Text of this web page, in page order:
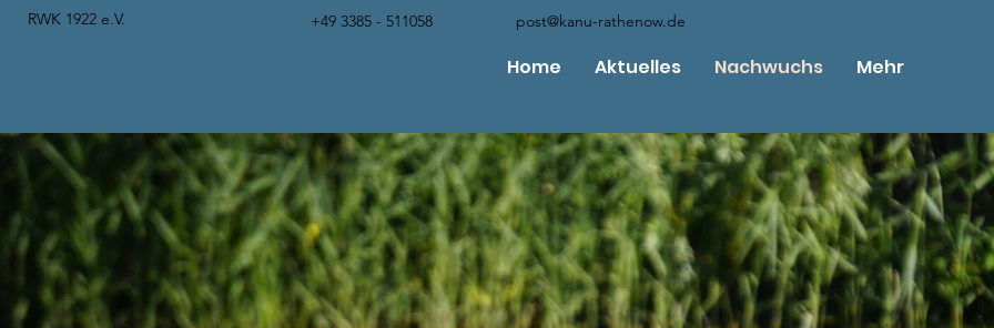
Home Aktuelles Nachwuchs Mehr
RWK 1922 e.V. +49 3385 - 511058 post@kanu-rathenow.de